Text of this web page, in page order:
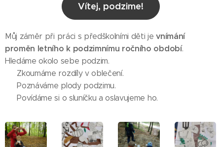
Vítej, podzime!
Můj záměr při práci s předškolními děti jevnímání
proměn letního k podzimnímu ročního období. 🍂
Hledáme okolo sebe podzim.
🍂 Zkoumáme rozdíly v oblečení.
🍂 Poznáváme plody podzimu.
🍂 Povídáme si o sluníčku a oslavujeme ho.